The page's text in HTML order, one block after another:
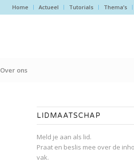
Home Actueel Tutorials Thema’s
Over ons
LIDMAATSCHAP
Meld je aan als lid.
Praat en beslis mee over de
vak.